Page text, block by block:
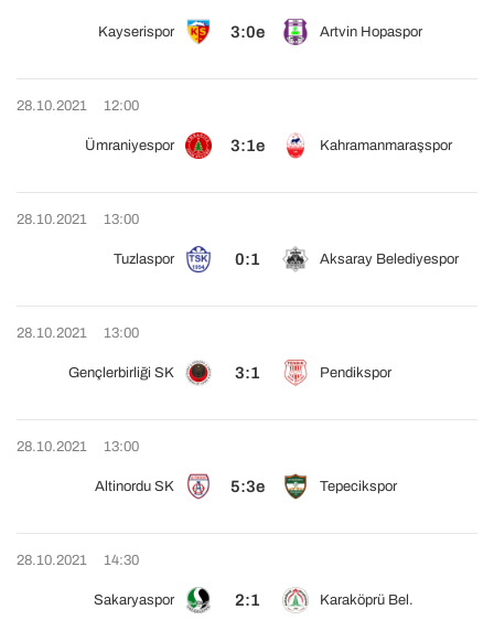
Kayserispor 3:0e Artvin Hopaspor
28.10.2021 12:00
Ümraniyespor 3:1e Kahramanmaraşspor
28.10.2021 13:00
Tuzlaspor 0:1 Aksaray Belediyespor
28.10.2021 13:00
Gençlerbirliği SK 3:1 Pendikspor
28.10.2021 13:00
Altinordu SK 5:3e Tepecikspor
28.10.2021 14:30
Sakaryaspor 2:1 Karaköprü Bel.